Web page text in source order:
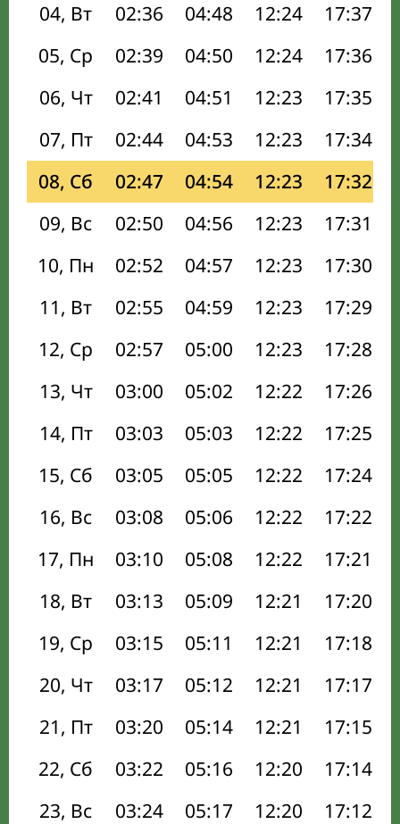
04, Вт
02:36 04:48 12:24 17:37
05, Ср
02:39 04:50 12:24 17:36
06, Чт
02:41 04:51 12:23 17:35
07, Пт
02:44 04:53 12:23 17:34
08, Сб
02:47 04:54 12:23 17:32
09, Вс
02:50 04:56 12:23 17:31
10, Пн
02:52 04:57 12:23 17:30
11, Вт
02:55 04:59 12:23 17:29
12, Ср
02:57 05:00 12:23 17:28
13, Чт
03:00 05:02 12:22 17:26
14, Пт
03:03 05:03 12:22 17:25
15, Сб
03:05 05:05 12:22 17:24
16, Вс
03:08 05:06 12:22 17:22
17, Пн
03:10 05:08 12:22 17:21
18, Вт
03:13 05:09 12:21 17:20
19, Ср
03:15 05:11 12:21 17:18
20, Чт
03:17 05:12 12:21 17:17
21, Пт
03:20 05:14 12:21 17:15
22, Сб
03:22 05:16 12:20 17:14
23, Вс
03:24 05:17 12:20 17:12